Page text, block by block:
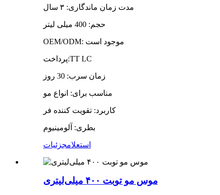
مدت زمان ماندگاری: ۳ سال
حجم: 400 میلی لیتر
OEM/ODM: موجود است
پرداخت:TT LC
زمان سرب: 30 روز
مناسب برای: انواع مو
کاربرد: تقویت کننده فر
بطری: آلومینیوم
استعلامجزئیات
موس مو توبت ۴۰۰ میلی‌لیتری